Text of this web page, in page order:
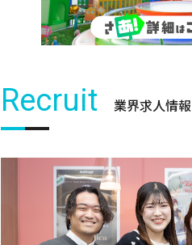
Recruit 業界求人情報